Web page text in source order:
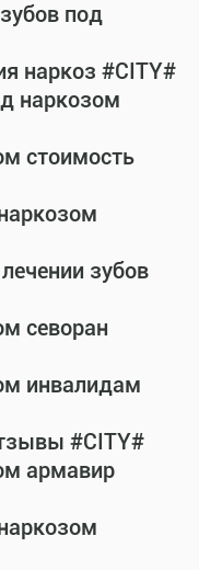
под
наркоз #CITY#
наркозом
стоимость
зубов
севоран
инвалидам
#CITY#
армавир